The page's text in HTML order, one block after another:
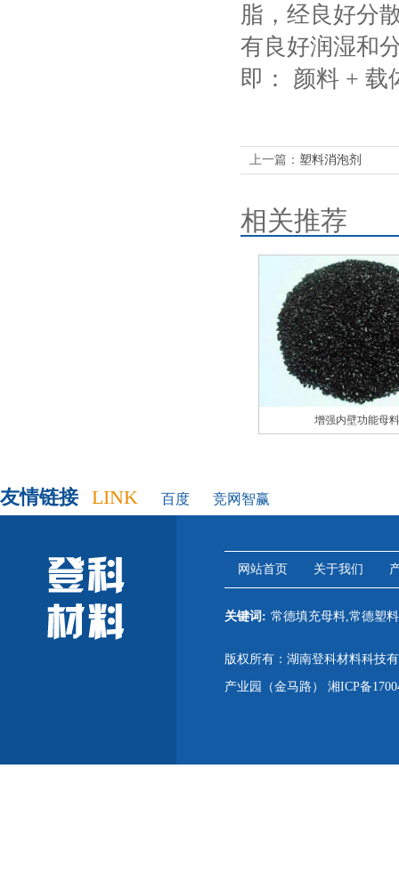
脂，经良好分
有良好润湿和
即： 颜料 + 载
上一篇： 塑料消泡剂
相关推荐
增强内壁功能母料
友情链接 LINK 百度 竞网智赢
网站首页 关于我们
关键词: 常德填充母料,常德塑
版权所有：湖南登科材料科技
产业园（金马路） 湘ICP备